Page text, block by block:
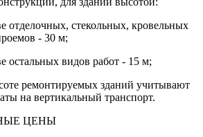
отделочных, стекольных, кровельных
- 30 м;
остальных видов работ - 15 м;
ремонтируемых зданий учитывают
на вертикальный транспорт.
ЦЕНЫ